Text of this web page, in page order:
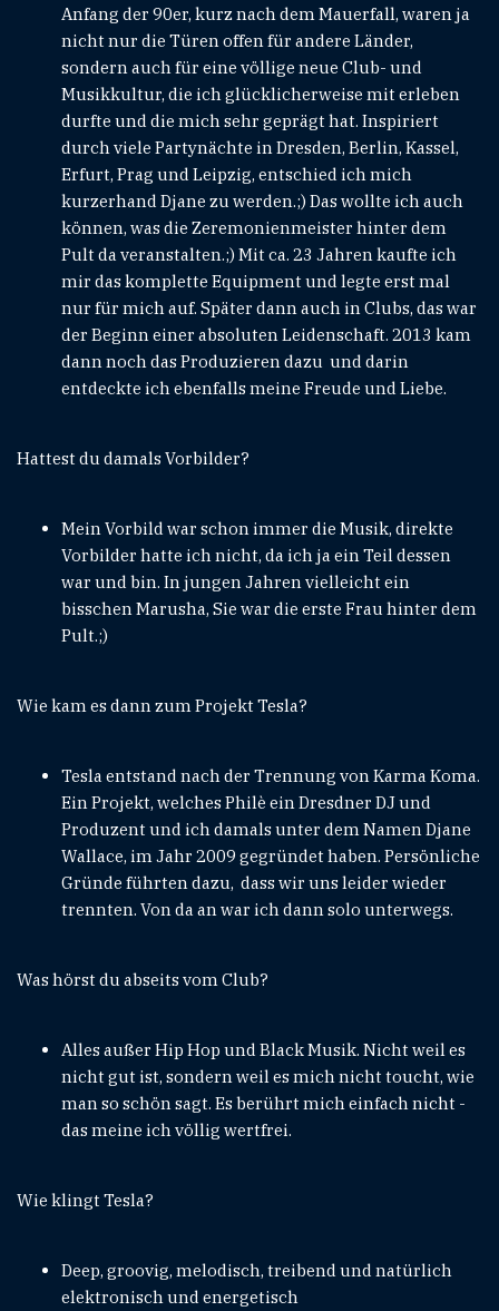
Anfang der 90er, kurz nach dem Mauerfall, waren ja
nicht nur die Türen offen für andere Länder,
sondern auch für eine völlige neue Club- und
Musikkultur, die ich glücklicherweise mit erleben
durfte und die mich sehr geprägt hat. Inspiriert
durch viele Partynächte in Dresden, Berlin, Kassel,
Erfurt, Prag und Leipzig, entschied ich mich
kurzerhand Djane zu werden.;) Das wollte ich auch
können, was die Zeremonienmeister hinter dem
Pult da veranstalten.;) Mit ca. 23 Jahren kaufte ich
mir das komplette Equipment und legte erst mal
nur für mich auf. Später dann auch in Clubs, das war
der Beginn einer absoluten Leidenschaft. 2013 kam
dann noch das Produzieren dazu und darin
entdeckte ich ebenfalls meine Freude und Liebe.
Hattest du damals Vorbilder?
Mein Vorbild war schon immer die Musik, direkte
Vorbilder hatte ich nicht, da ich ja ein Teil dessen
war und bin. In jungen Jahren vielleicht ein
bisschen Marusha, Sie war die erste Frau hinter dem
Pult.;)
Wie kam es dann zum Projekt Tesla?
Tesla entstand nach der Trennung von Karma Koma.
Ein Projekt, welches Philè ein Dresdner DJ und
Produzent und ich damals unter dem Namen Djane
Wallace, im Jahr 2009 gegründet haben. Persönliche
Gründe führten dazu, dass wir uns leider wieder
trennten. Von da an war ich dann solo unterwegs.
Was hörst du abseits vom Club?
Alles außer Hip Hop und Black Musik. Nicht weil es
nicht gut ist, sondern weil es mich nicht toucht, wie
man so schön sagt. Es berührt mich einfach nicht -
das meine ich völlig wertfrei.
Wie klingt Tesla?
Deep, groovig, melodisch, treibend und natürlich
elektronisch und energetisch